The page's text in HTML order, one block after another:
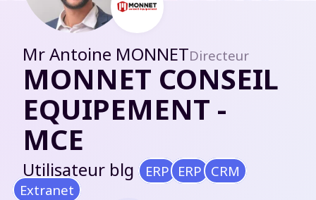
MrAntoine MONNETDirecteur
MONNET CONSEIL
EQUIPEMENT -
MCE
Utilisateur blg ERP ERP CRM
Extranet